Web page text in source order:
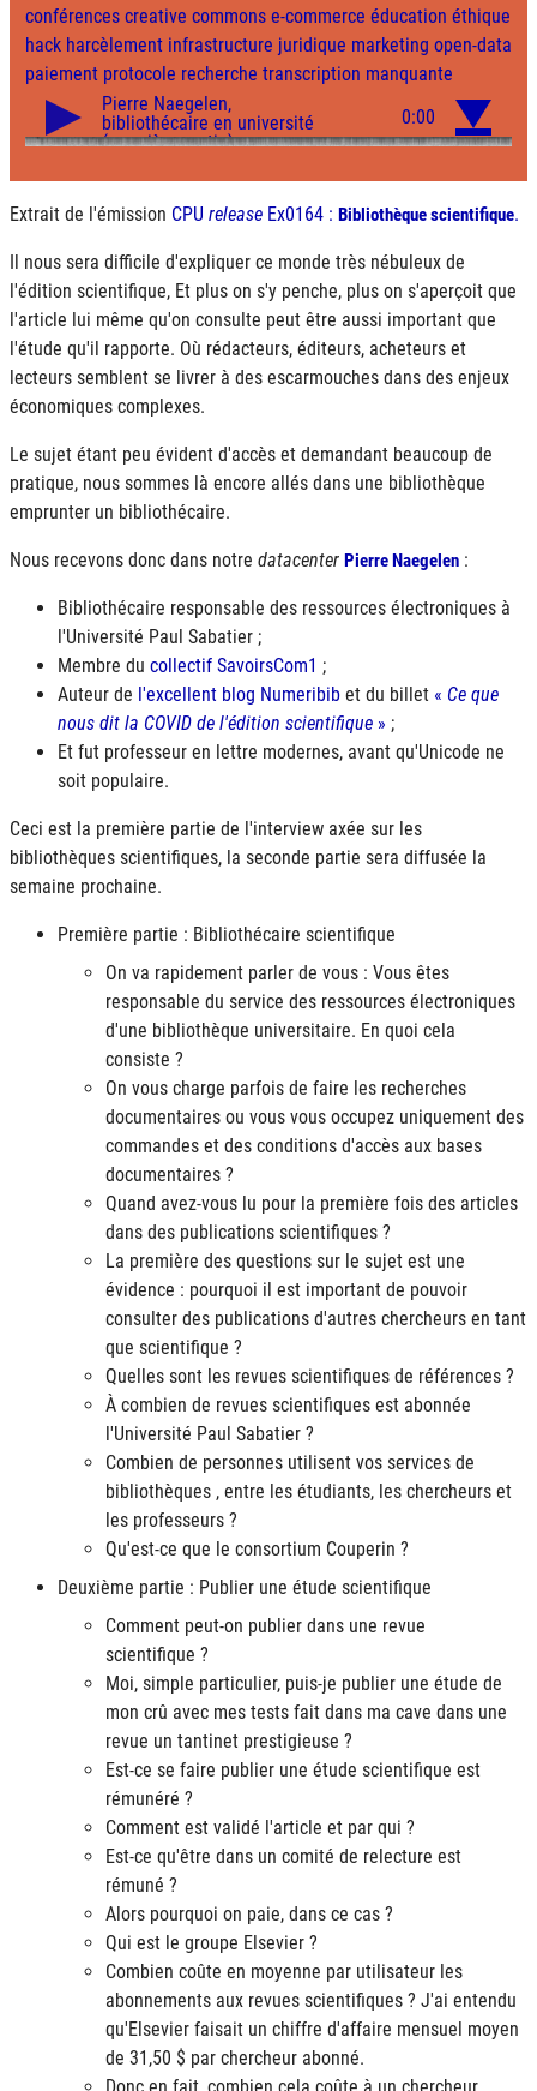
conférences creative commons e-commerce éducation éthique
hack harcèlement infrastructure juridique marketing open-data
paiement protocole recherche transcription manquante
Extrait de l'émission CPU release Ex0164 : Bibliothèque scientifique.
Il nous sera difficile d'expliquer ce monde très nébuleux de
l'édition scientifique, Et plus on s'y penche, plus on s'aperçoit que
l'article lui même qu'on consulte peut être aussi important que
l'étude qu'il rapporte. Où rédacteurs, éditeurs, acheteurs et
lecteurs semblent se livrer à des escarmouches dans des enjeux
économiques complexes.
Le sujet étant peu évident d'accès et demandant beaucoup de
pratique, nous sommes là encore allés dans une bibliothèque
emprunter un bibliothécaire.
Nous recevons donc dans notre datacenter Pierre Naegelen :
Bibliothécaire responsable des ressources électroniques à
l'Université Paul Sabatier ;
Membre du collectif SavoirsCom1 ;
Auteur de l'excellent blog Numeribib et du billet « Ce que
nous dit la COVID de l'édition scientifique » ;
Et fut professeur en lettre modernes, avant qu'Unicode ne
soit populaire.
Ceci est la première partie de l'interview axée sur les
bibliothèques scientifiques, la seconde partie sera diffusée la
semaine prochaine.
Première partie : Bibliothécaire scientifique
On va rapidement parler de vous : Vous êtes
responsable du service des ressources électroniques
d'une bibliothèque universitaire. En quoi cela
consiste ?
On vous charge parfois de faire les recherches
documentaires ou vous vous occupez uniquement des
commandes et des conditions d'accès aux bases
documentaires ?
Quand avez-vous lu pour la première fois des articles
dans des publications scientifiques ?
La première des questions sur le sujet est une
évidence : pourquoi il est important de pouvoir
consulter des publications d'autres chercheurs en tant
que scientifique ?
Quelles sont les revues scientifiques de références ?
À combien de revues scientifiques est abonnée
l'Université Paul Sabatier ?
Combien de personnes utilisent vos services de
bibliothèques , entre les étudiants, les chercheurs et
les professeurs ?
Qu'est-ce que le consortium Couperin ?
Deuxième partie : Publier une étude scientifique
Comment peut-on publier dans une revue
scientifique ?
Moi, simple particulier, puis-je publier une étude de
mon crû avec mes tests fait dans ma cave dans une
revue un tantinet prestigieuse ?
Est-ce se faire publier une étude scientifique est
rémunéré ?
Comment est validé l'article et par qui ?
Est-ce qu'être dans un comité de relecture est
rémuné ?
Alors pourquoi on paie, dans ce cas ?
Qui est le groupe Elsevier ?
Combien coûte en moyenne par utilisateur les
abonnements aux revues scientifiques ? J'ai entendu
qu'Elsevier faisait un chiffre d'affaire mensuel moyen
de 31,50 $ par chercheur abonné.
Donc en fait, combien cela coûte à un chercheur